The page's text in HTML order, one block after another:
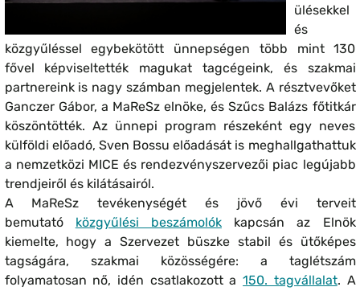
ülésekkel
és
közgyűléssel egybekötött ünnepségen több mint 130
fővel képviseltették magukat tagcégeink, és szakmai
partnereink is nagy számban megjelentek. A résztvevőket
Ganczer Gábor, a MaReSz elnöke, és Szűcs Balázs főtitkár
köszöntötték. Az ünnepi program részeként egy neves
külföldi előadó, Sven Bossu előadását is meghallgathattuk
a nemzetközi MICE és rendezvényszervezői piac legújabb
trendjeiről és kilátásairól.
A MaReSz tevékenységét és jövő évi terveit
bemutató közgyűlési beszámolókkapcsán az Elnök
kiemelte, hogy a Szervezet büszke stabil és ütőképes
tagságára, szakmai közösségére: a taglétszám
folyamatosan nő, idén csatlakozott a150. tagvállalat. A